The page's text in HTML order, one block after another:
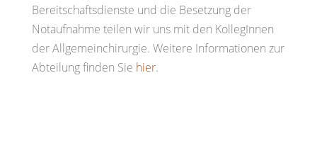
Bereitschaftsdienste und die Besetzung der
Notaufnahme teilen wir uns mit den KollegInnen
der Allgemeinchirurgie. Weitere Informationen zur
Abteilung finden Sie hier.